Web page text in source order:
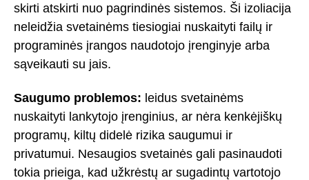
skirti atskirti nuo pagrindinės sistemos. Ši izoliacija
neleidžia svetainėms tiesiogiai nuskaityti failų ir
programinės įrangos naudotojo įrenginyje arba
sąveikauti su jais.
Saugumo problemos: leidus svetainėms
nuskaityti lankytojo įrenginius, ar nėra kenkėjiškų
programų, kiltų didelė rizika saugumui ir
privatumui. Nesaugios svetainės gali pasinaudoti
tokia prieiga, kad užkrėstų ar sugadintų vartotojo